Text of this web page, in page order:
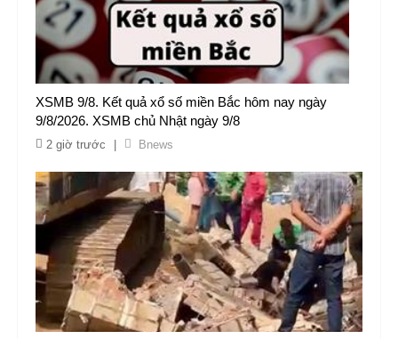
XSMB 9/8. Kết quả xổ số miền Bắc hôm nay ngày
9/8/2026. XSMB chủ Nhật ngày 9/8
2 giờ trước Bnews